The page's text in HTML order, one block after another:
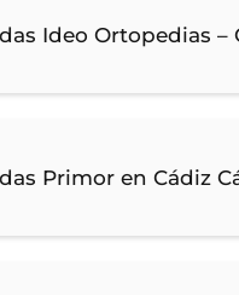
Ideo Ortopedias –
Primor en Cádiz